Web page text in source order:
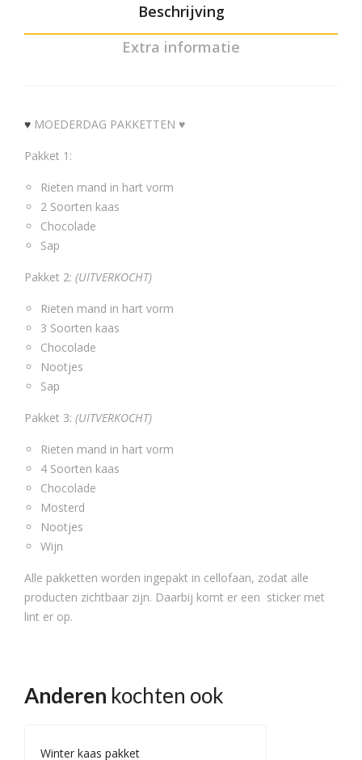
Beschrijving
Extra informatie
♥ MOEDERDAG PAKKETTEN ♥
Pakket 1:
Rieten mand in hart vorm
2 Soorten kaas
Chocolade
Sap
Pakket 2: (UITVERKOCHT)
Rieten mand in hart vorm
3 Soorten kaas
Chocolade
Nootjes
Sap
Pakket 3: (UITVERKOCHT)
Rieten mand in hart vorm
4 Soorten kaas
Chocolade
Mosterd
Nootjes
Wijn
Alle pakketten worden ingepakt in cellofaan, zodat alle
producten zichtbaar zijn. Daarbij komt er een sticker met
lint er op.
Anderen kochten ook
Winter kaas pakket